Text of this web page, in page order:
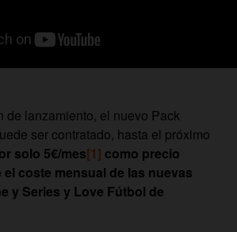
de lanzamiento, el nuevo Pack
ser contratado, hasta el próximo
solo 5€/mes[1] como precio
el coste mensual de las nuevas
y Series y Love Fútbol de